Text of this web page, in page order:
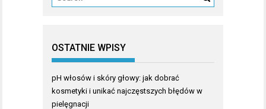
OSTATNIE WPISY
pH włosów i skóry głowy: jak dobrać
kosmetyki i unikać najczęstszych błędów w
pielęgnacji